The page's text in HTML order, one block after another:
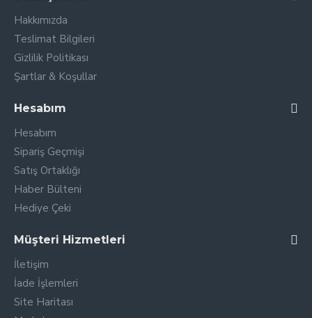
Hakkımızda
Teslimat Bilgileri
Gizlilik Politikası
Şartlar & Koşullar
Hesabım
Hesabım
Sipariş Geçmişi
Satış Ortaklığı
Haber Bülteni
Hediye Çeki
Müşteri Hizmetleri
İletişim
İade İşlemleri
Site Haritası